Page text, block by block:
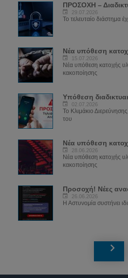
ΠΡΟΣΟΧΗ –
29.07.2026
Το τελευταίο διάστημα
Νέα υπόθεση
15.07.2026
Νέα υπόθεση κατοχής
κακοποίησης
Υπόθεση
02.07.2026
Το Κλιμάκιο
του
Νέα υπόθεση
28.06.2026
Νέα υπόθεση κατοχής
κακοποίησης
26.06.2026
Η Αστυνομία συστήνει